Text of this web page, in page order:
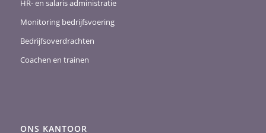
HR- en salaris administratie
Monitoring bedrijfsvoering
Bedrijfsoverdrachten
Coachen en trainen
ONS KANTOOR